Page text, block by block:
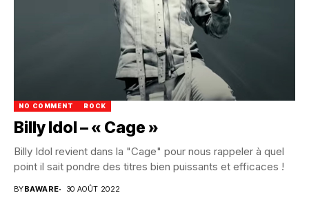
NO COMMENT ROCK
Billy Idol – « Cage »
Billy Idol revient dans la "Cage" pour nous rappeler à quel
point il sait pondre des titres bien puissants et efficaces !
BYBAWARE 30 AOÛT 2022